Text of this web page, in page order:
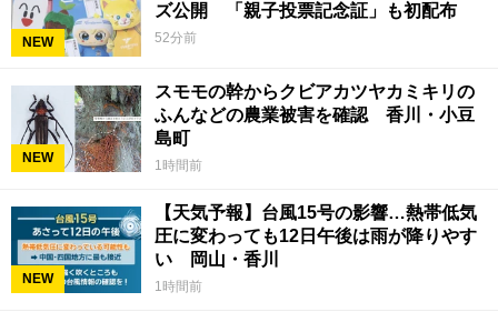
NEW
ズ公開 「親子投票記念証」も初配布
52分前
NEW
スモモの幹からクビアカツヤカミキリの
ふんなどの農業被害を確認 香川・小豆
島町
1時間前
NEW
【天気予報】台風15号の影響…熱帯低気
圧に変わっても12日午後は雨が降りやす
い 岡山・香川
1時間前